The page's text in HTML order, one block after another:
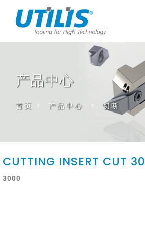
产品中心
首页 > 产品中心 > 切断
CUTTING INSERT CUT
3000